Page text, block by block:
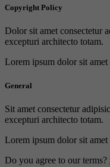
Copyright Policy
Dolor sit amet consectetur
excepturi architecto totam.
Lorem ipsum dolor sit
General
Sit amet consectetur
excepturi architecto totam.
Lorem ipsum dolor sit
Do you agree to our terms?